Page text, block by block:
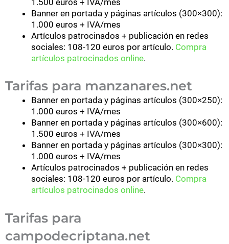
Banner en portada y páginas artículos (300×300):
1.000 euros + IVA/mes
Artículos patrocinados + publicación en redes
sociales: 108-120 euros por artículo. Compra
artículos patrocinados online.
Tarifas para manzanares.net
Banner en portada y páginas artículos (300×250):
1.000 euros + IVA/mes
Banner en portada y páginas artículos (300×600):
1.500 euros + IVA/mes
Banner en portada y páginas artículos (300×300):
1.000 euros + IVA/mes
Artículos patrocinados + publicación en redes
sociales: 108-120 euros por artículo. Compra
artículos patrocinados online.
Tarifas para
campodecriptana.net